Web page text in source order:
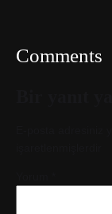
Comments